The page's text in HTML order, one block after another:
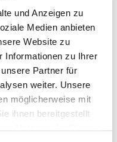
und Anzeigen zu
Medien anbieten
Website zu
Informationen zu Ihrer
Partner für
weiter. Unsere
möglicherweise mit
ihnen bereitgestellt